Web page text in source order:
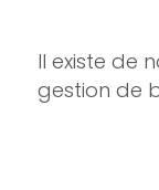
Il existe de
gestion de